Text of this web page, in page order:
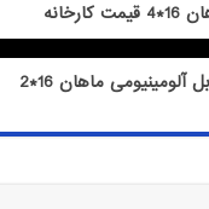
ماهان 16*2